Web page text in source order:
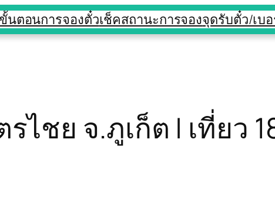
นตอนการจองตั๋วเช็คสถานะการจองจุดรับตั๋ว/เบ
ไชย จ.ภูเก็ต | เที่ยว